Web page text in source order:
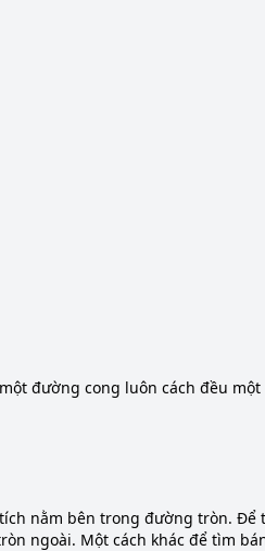
đường cong luôn cách đều
nằm bên trong đường tròn.
ngoài. Một cách khác để tìm